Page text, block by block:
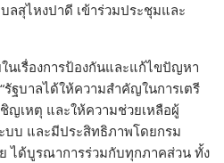
สุไหงปาดี เข้าร่วมประชุมและ
นเรื่องการป้องกันและแก้ไขปัญหา
ฐบาลได้ให้ความสำคัญในการเตรี
ญเหตุ และให้ความช่วยเหลือผู้
บบ และมีประสิทธิภาพโดยกรม
ได้บูรณาการร่วมกับทุกภาคส่วน ทั้ง